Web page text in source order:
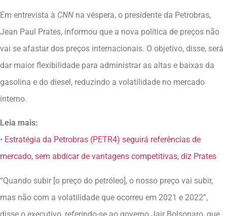
Em entrevista à CNN na véspera, o presidente da Petrobras,
Jean Paul Prates, informou que a nova política de preços não
vai se afastar dos preços internacionais. O objetivo, disse, será
dar maior flexibilidade para administrar as altas e baixas da
gasolina e do diesel, reduzindo a volatilidade no mercado
interno.
Leia mais:
• Estratégia da Petrobras (PETR4) seguirá referências de
mercado, sem abdicar de vantagens competitivas, diz Prates
“Quando subir [o preço do petróleo], o nosso preço vai subir,
mas não com a volatilidade que ocorreu em 2021 e 2022”,
disse o executivo, referindo-se ao governo Jair Bolsonaro, que